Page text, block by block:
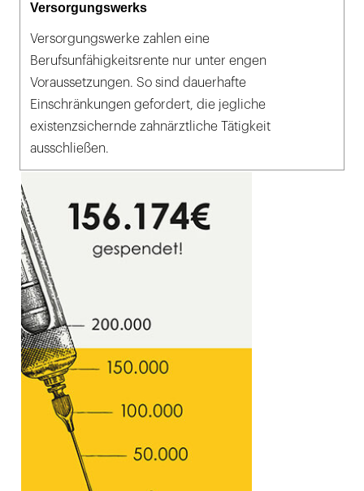
Versorgungswerks
Versorgungswerke zahlen eine
Berufsunfähigkeitsrente nur unter engen
Voraussetzungen. So sind dauerhafte
Einschränkungen gefordert, die jegliche
existenzsichernde zahnärztliche Tätigkeit
ausschließen.